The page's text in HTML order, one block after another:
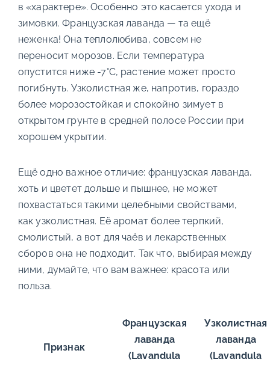
в «характере». Особенно это касается ухода и
зимовки. Французская лаванда — та ещё
неженка! Она теплолюбива, совсем не
переносит морозов. Если температура
опустится ниже -7°C, растение может просто
погибнуть. Узколистная же, напротив, гораздо
более морозостойкая и спокойно зимует в
открытом грунте в средней полосе России при
хорошем укрытии.
Ещё одно важное отличие: французская лаванда,
хоть и цветет дольше и пышнее, не может
похвастаться такими целебными свойствами,
как узколистная. Её аромат более терпкий,
смолистый, а вот для чаёв и лекарственных
сборов она не подходит. Так что, выбирая между
ними, думайте, что вам важнее: красота или
польза.
Признак
Французская
лаванда
(Lavandula
Узколистная
лаванда
(Lavandula